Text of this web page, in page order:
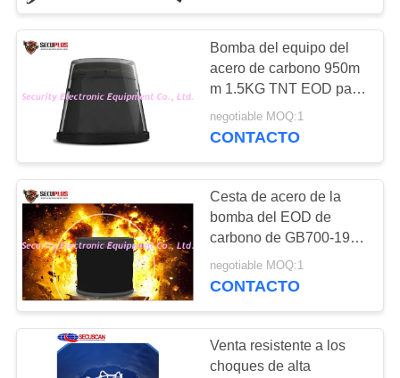
VIAJE
DE
FÁBRICA
CONTROL
DE
CALIDAD
ÉNTRENOS
EN
CONTACTO
Equipaje e
inspección de la
parcela
260
Caminar a través
del Detector de
metales
159
Bomba del equipo del
acero de carbono 950m
m 1.5KG TNT EOD para
el aeropuerto
negotiable MOQ:1
CONTACTO
Cesta de acero de la
bomba del EOD de
carbono de GB700-1988
1200m m 3.0KG TNT
negotiable MOQ:1
CONTACTO
Venta resistente a los
choques de alta